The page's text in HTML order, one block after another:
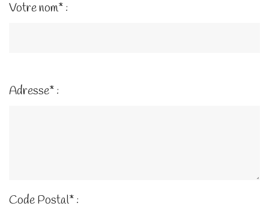
Votre nom* :
Adresse* :
Code Postal* :